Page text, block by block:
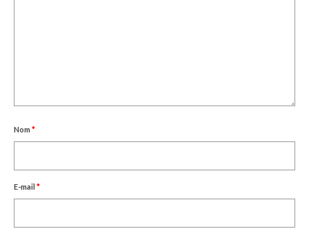
Nom *
E-mail *